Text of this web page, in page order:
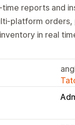
reports and
platform
in real